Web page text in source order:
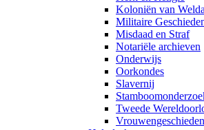
Koloniën van
Militaire
Misdaad en Straf
Notariële archieven
Onderwijs
Oorkondes
Slavernij
Tweede